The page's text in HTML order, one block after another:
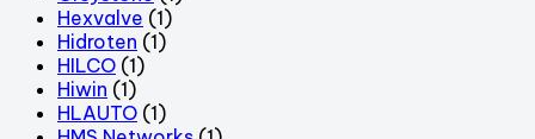
Hexvalve (1)
Hidroten (1)
HILCO (1)
Hiwin (1)
HLAUTO (1)